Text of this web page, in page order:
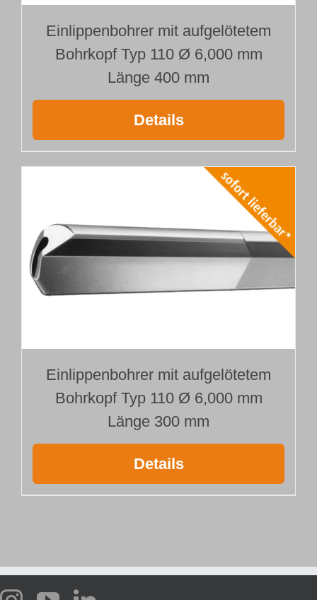
Einlippenbohrer mit aufgelötetem
Bohrkopf Typ 110 Ø 6,000 mm
Länge 400 mm
Details
Einlippenbohrer mit aufgelötetem
Bohrkopf Typ 110 Ø 6,000 mm
Länge 300 mm
Details